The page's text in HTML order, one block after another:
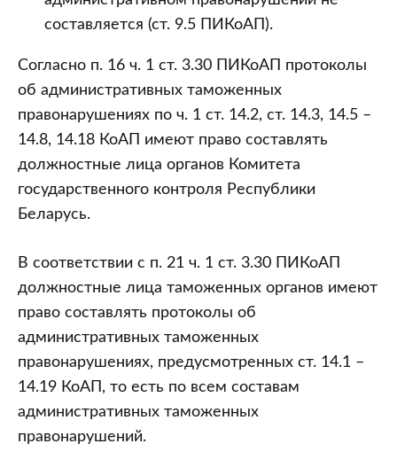
составляется (ст. 9.5 ПИКоАП).
Согласно п. 16 ч. 1 ст. 3.30 ПИКоАП протоколы
об административных таможенных
правонарушениях по ч. 1 ст. 14.2, ст. 14.3, 14.5 –
14.8, 14.18 КоАП имеют право составлять
должностные лица органов Комитета
государственного контроля Республики
Беларусь.
В соответствии с п. 21 ч. 1 ст. 3.30 ПИКоАП
должностные лица таможенных органов имеют
право составлять протоколы об
административных таможенных
правонарушениях, предусмотренных ст. 14.1 –
14.19 КоАП, то есть по всем составам
административных таможенных
правонарушений.